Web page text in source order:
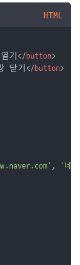
HTML
기</ button>
닫기</ button>
,
'네